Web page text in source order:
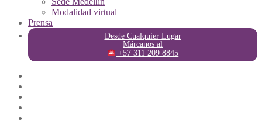
Modalidad virtual
Prensa
Desde Cualquier Lugar
Márcanos al
+57 311 209 8845